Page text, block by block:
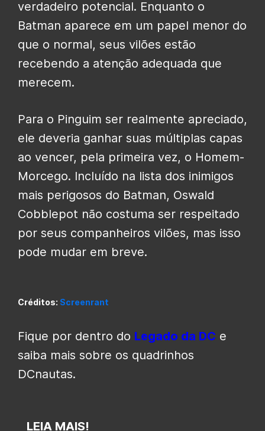
verdadeiro potencial. Enquanto o
Batman aparece em um papel menor do
que o normal, seus vilões estão
recebendo a atenção adequada que
merecem.
Para o Pinguim ser realmente apreciado,
ele deveria ganhar suas múltiplas capas
ao vencer, pela primeira vez, o Homem-
Morcego. Incluído na lista dos inimigos
mais perigosos do Batman, Oswald
Cobblepot não costuma ser respeitado
por seus companheiros vilões, mas isso
pode mudar em breve.
Créditos: Screenrant
Fique por dentro do Legado da DC e
saiba mais sobre os quadrinhos
DCnautas.
LEIA MAIS!